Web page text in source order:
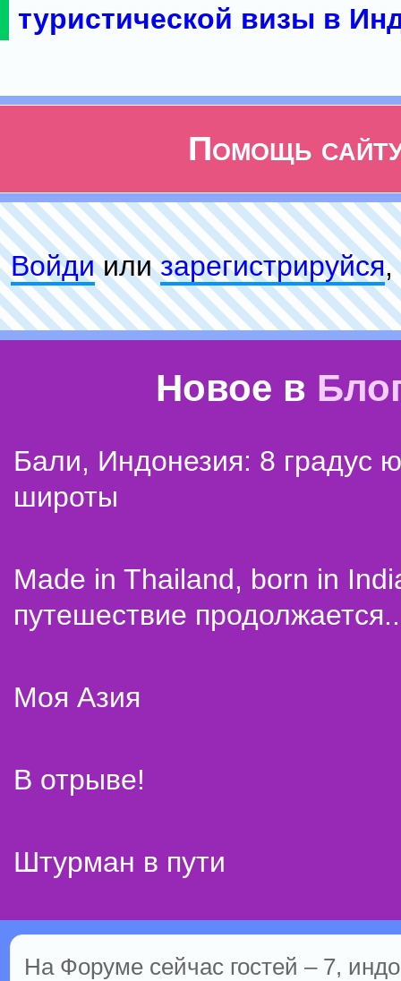
туристической визы в
Помощь
Войдиилизарeгиcтpируйся,
Новое в
Бали, Индонезия: 8 градус
широты
Made in Thailand, born in
путешествие
Моя Азия
В отрыве!
Штурман в пути
На Форуме сейчас гостей – 7,